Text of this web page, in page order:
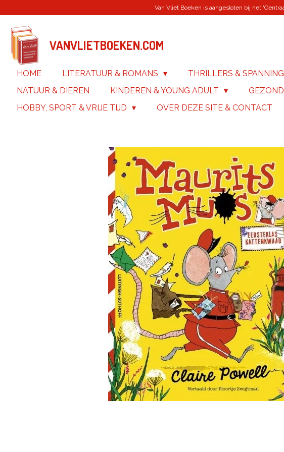
naar
hoofdinhoud
Van Vliet Boeken is aangesloten bij het
VANVLIETBOEKEN.COM
HOME LITERATUUR & ROMANS THRILLERS & SPANNING
NATUUR & DIEREN
KINDEREN & YOUNG ADULT
HOBBY, SPORT & VRIJE TIJD
OVER DEZE SITE & CONTACT